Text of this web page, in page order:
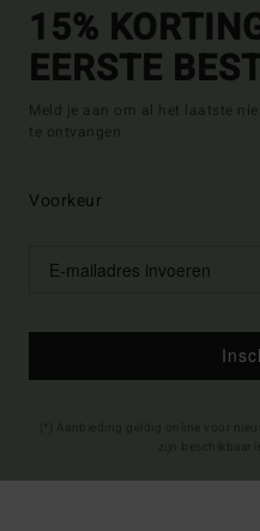
15%
EERSTE
Meld je aan om al het laatste
te ontvangen.
Voorkeur